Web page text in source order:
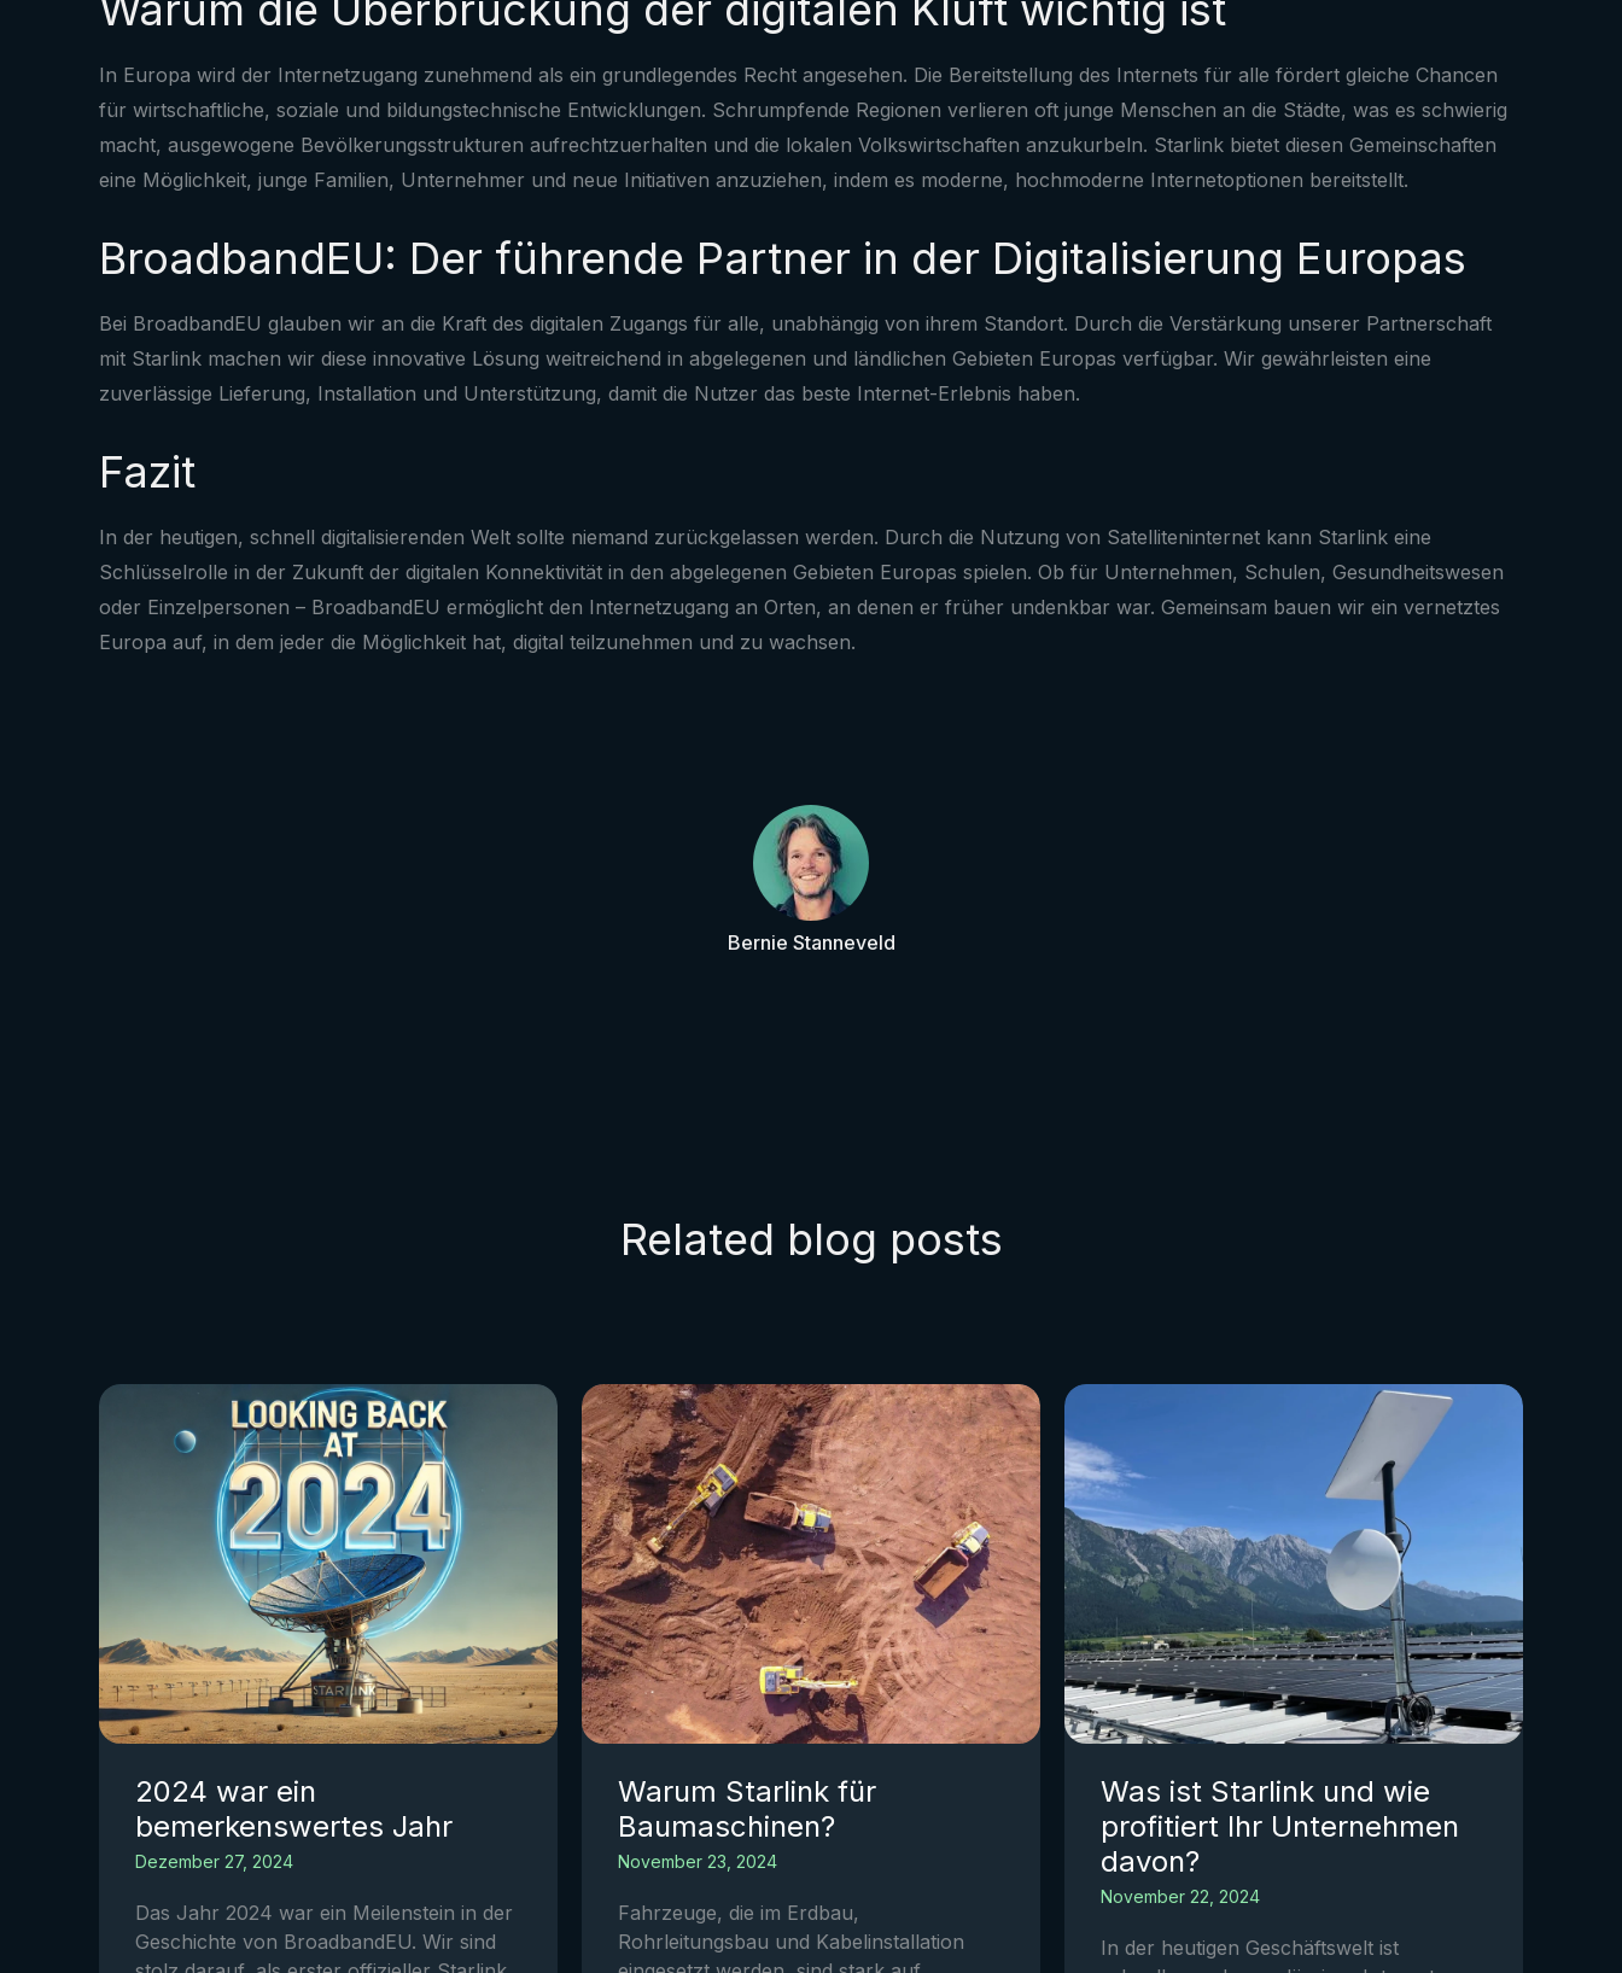
In Europa wird der Internetzugang zunehmend als ein grundlegendes Recht angesehen. Die Bereitstellung des Internets für alle fördert gleiche Chancen
für wirtschaftliche, soziale und bildungstechnische Entwicklungen. Schrumpfende Regionen verlieren oft junge Menschen an die Städte, was es schwierig
macht, ausgewogene Bevölkerungsstrukturen aufrechtzuerhalten und die lokalen Volkswirtschaften anzukurbeln. Starlink bietet diesen Gemeinschaften
eine Möglichkeit, junge Familien, Unternehmer und neue Initiativen anzuziehen, indem es moderne, hochmoderne Internetoptionen bereitstellt.
BroadbandEU: Der führende Partner in der Digitalisierung Europas
Bei BroadbandEU glauben wir an die Kraft des digitalen Zugangs für alle, unabhängig von ihrem Standort. Durch die Verstärkung unserer Partnerschaft
mit Starlink machen wir diese innovative Lösung weitreichend in abgelegenen und ländlichen Gebieten Europas verfügbar. Wir gewährleisten eine
zuverlässige Lieferung, Installation und Unterstützung, damit die Nutzer das beste Internet-Erlebnis haben.
Fazit
In der heutigen, schnell digitalisierenden Welt sollte niemand zurückgelassen werden. Durch die Nutzung von Satelliteninternet kann Starlink eine
Schlüsselrolle in der Zukunft der digitalen Konnektivität in den abgelegenen Gebieten Europas spielen. Ob für Unternehmen, Schulen, Gesundheitswesen
oder Einzelpersonen – BroadbandEU ermöglicht den Internetzugang an Orten, an denen er früher undenkbar war. Gemeinsam bauen wir ein vernetztes
Europa auf, in dem jeder die Möglichkeit hat, digital teilzunehmen und zu wachsen.
Bernie Stanneveld
Related blog posts
2024 war ein
bemerkenswertes Jahr
Dezember 27, 2024
Das Jahr 2024 war ein Meilenstein in der
Geschichte von BroadbandEU. Wir sind
Warum Starlink für
Baumaschinen?
November 23, 2024
Fahrzeuge, die im Erdbau,
Rohrleitungsbau und Kabelinstallation
Was ist Starlink und wie
profitiert Ihr Unternehmen
davon?
November 22, 2024
In der heutigen Geschäftswelt ist